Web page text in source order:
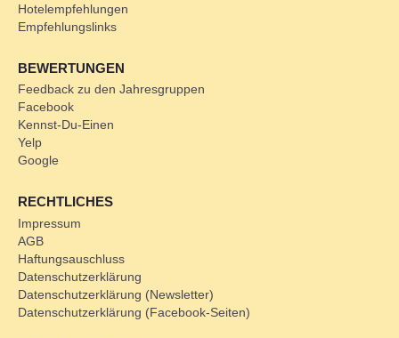
Hotelempfehlungen
Empfehlungslinks
BEWERTUNGEN
Feedback zu den Jahresgruppen
Facebook
Kennst-Du-Einen
Yelp
Google
RECHTLICHES
Impressum
AGB
Haftungsauschluss
Datenschutzerklärung
Datenschutzerklärung (Newsletter)
Datenschutzerklärung (Facebook-Seiten)